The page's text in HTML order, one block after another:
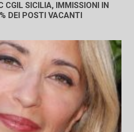
CGIL SICILIA, IMMISSIONI IN
DEI POSTI VACANTI